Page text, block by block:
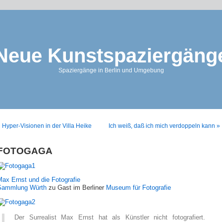
Spaziergänge in Berlin und Umgebung
Hyper-Visionen in der Villa Heike Ich weiß, daß ich mich verdoppeln kann »
Ernst und die Fotografie
Würth zu Gast im Berliner Museum für Fotografie
Der Surrealist Max Ernst hat als Künstler nicht fotografiert.